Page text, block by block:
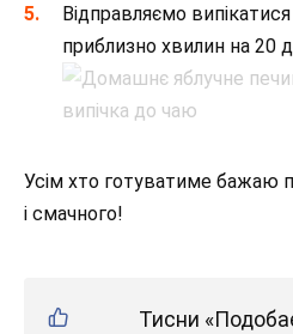
Відправляємо
приблизно хвилин на 20
Усім хто готуватиме бажаю
і смачного!
Тисни